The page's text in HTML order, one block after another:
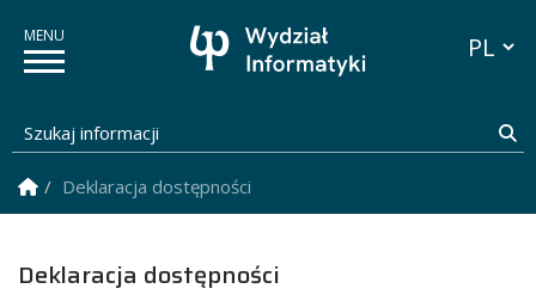
Szukaj informacji
Strona Główna
Deklaracja dostępności
Deklaracja dostępności